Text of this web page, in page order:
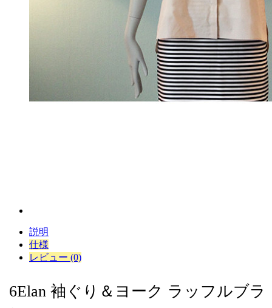
説明
仕様
レビュー (0)
6Elan 袖ぐり＆ヨーク ラッフルブラ